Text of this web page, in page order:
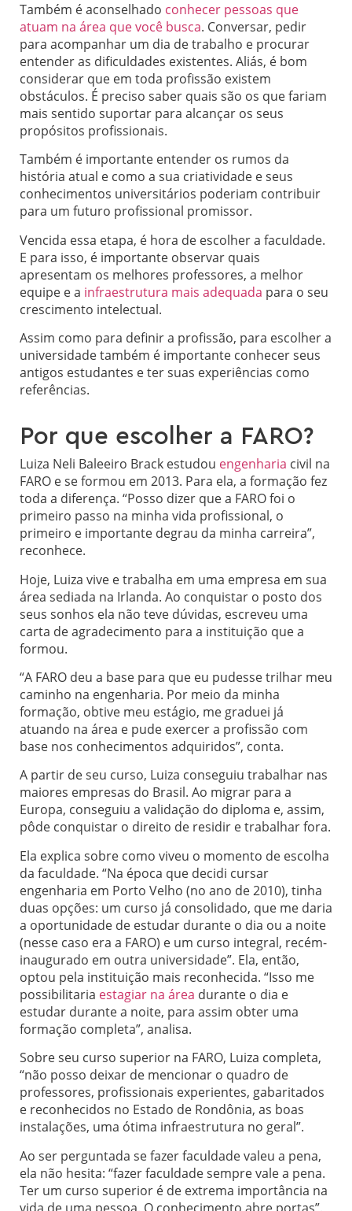
Também é aconselhado conhecer pessoas que
atuam na área que você busca. Conversar, pedir
para acompanhar um dia de trabalho e procurar
entender as dificuldades existentes. Aliás, é bom
considerar que em toda profissão existem
obstáculos. É preciso saber quais são os que fariam
mais sentido suportar para alcançar os seus
propósitos profissionais.
Também é importante entender os rumos da
história atual e como a sua criatividade e seus
conhecimentos universitários poderiam contribuir
para um futuro profissional promissor.
Vencida essa etapa, é hora de escolher a faculdade.
E para isso, é importante observar quais
apresentam os melhores professores, a melhor
equipe e a infraestrutura mais adequada para o seu
crescimento intelectual.
Assim como para definir a profissão, para escolher a
universidade também é importante conhecer seus
antigos estudantes e ter suas experiências como
referências.
Por que escolher a FARO?
Luiza Neli Baleeiro Brack estudou engenharia civil na
FARO e se formou em 2013. Para ela, a formação fez
toda a diferença. “Posso dizer que a FARO foi o
primeiro passo na minha vida profissional, o
primeiro e importante degrau da minha carreira”,
reconhece.
Hoje, Luiza vive e trabalha em uma empresa em sua
área sediada na Irlanda. Ao conquistar o posto dos
seus sonhos ela não teve dúvidas, escreveu uma
carta de agradecimento para a instituição que a
formou.
“A FARO deu a base para que eu pudesse trilhar meu
caminho na engenharia. Por meio da minha
formação, obtive meu estágio, me graduei já
atuando na área e pude exercer a profissão com
base nos conhecimentos adquiridos”, conta.
A partir de seu curso, Luiza conseguiu trabalhar nas
maiores empresas do Brasil. Ao migrar para a
Europa, conseguiu a validação do diploma e, assim,
pôde conquistar o direito de residir e trabalhar fora.
Ela explica sobre como viveu o momento de escolha
da faculdade. “Na época que decidi cursar
engenharia em Porto Velho (no ano de 2010), tinha
duas opções: um curso já consolidado, que me daria
a oportunidade de estudar durante o dia ou a noite
(nesse caso era a FARO) e um curso integral, recém-
inaugurado em outra universidade”. Ela, então,
optou pela instituição mais reconhecida. “Isso me
possibilitaria estagiar na área durante o dia e
estudar durante a noite, para assim obter uma
formação completa”, analisa.
Sobre seu curso superior na FARO, Luiza completa,
“não posso deixar de mencionar o quadro de
professores, profissionais experientes, gabaritados
e reconhecidos no Estado de Rondônia, as boas
instalações, uma ótima infraestrutura no geral”.
Ao ser perguntada se fazer faculdade valeu a pena,
ela não hesita: “fazer faculdade sempre vale a pena.
Ter um curso superior é de extrema importância na